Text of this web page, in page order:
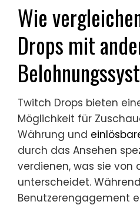
Wie
Drops mit
Twitch Drops bieten
Möglichkeit für
Währung und
durch das Ansehen
verdienen, was sie
unterscheidet.
Benutzerengagement